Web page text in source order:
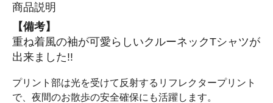
商品説明
【備考】
重ね着風の袖が可愛らしいクルーネックTシャツが
出来ました!!
プリント部は光を受けて反射するリフレクタープリント
で、夜間のお散歩の安全確保にも活躍します。